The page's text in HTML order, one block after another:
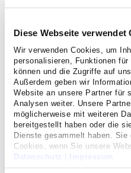
Diese Webseite verwendet
Wir verwenden Cookies, um
personalisieren, Funktionen
können und die Zugriffe auf
Außerdem geben wir
Website an unsere Partner für
Analysen weiter. Unsere
möglicherweise mit weiteren
bereitgestellt haben oder die
Dienste gesammelt haben.
Cookies, wenn Sie unsere
Datenschutz
Impressum
Behandlungsmethoden zu
Das Vortragsangebot richtet
Bürgerinnen und Bürger, an
Angehörige. Die Referenten
des Krankenhauses und
medizinischen
anschaulich dargestellt.
Die Teilnahme an den